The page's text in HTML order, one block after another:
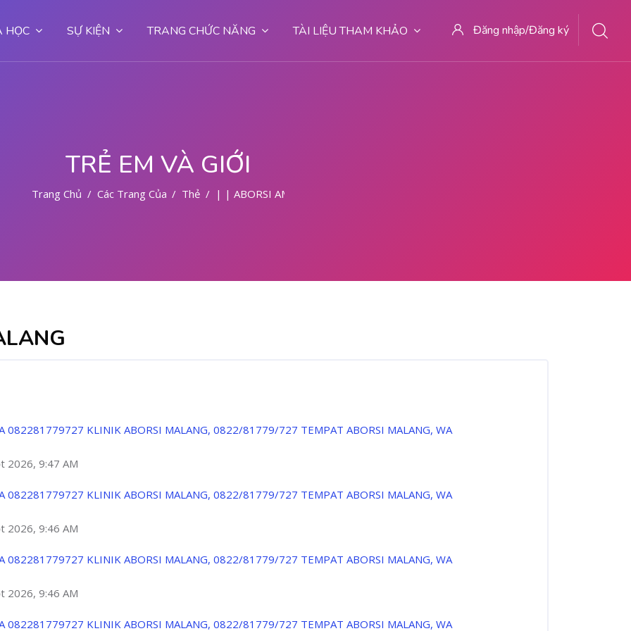
HỌC SỰ KIỆN TRANG CHỨC NĂNG TÀI LIỆU THAM KHẢO Đăng nhập/Đăng ký
TRẺ EM VÀ GIỚI
Trang Chủ Các Trang Của Hệ Thống
Thẻ | | ABORSI AMAN DI MALANG
082281779727 KLINIK ABORSI MALANG, 0822/81779/727 TEMPAT ABORSI MALANG, WA
2026, 9:47 AM
082281779727 KLINIK ABORSI MALANG, 0822/81779/727 TEMPAT ABORSI MALANG, WA
2026, 9:46 AM
082281779727 KLINIK ABORSI MALANG, 0822/81779/727 TEMPAT ABORSI MALANG, WA
2026, 9:46 AM
082281779727 KLINIK ABORSI MALANG, 0822/81779/727 TEMPAT ABORSI MALANG, WA